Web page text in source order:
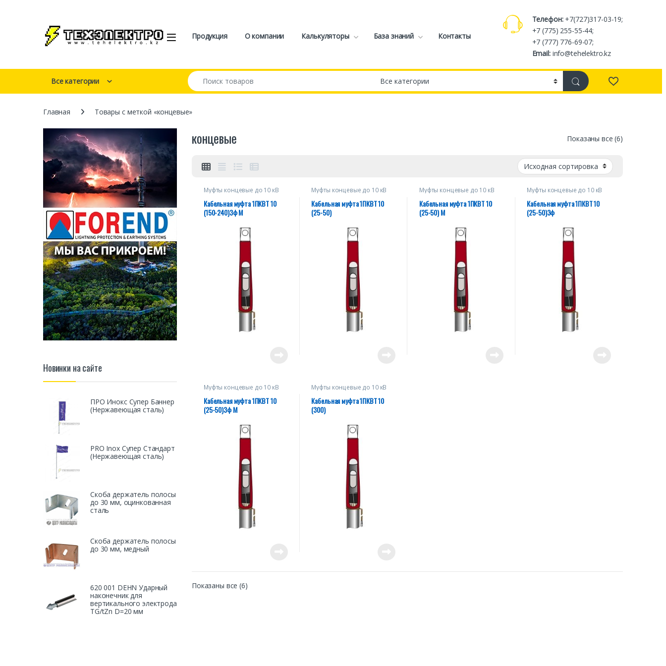
Open Продукция О компании Калькуляторы База знаний Контакты
Телефон:+7(727)317-03-19;
+7 (775) 255-55-44;
+7 (777) 776-69-07;
Email:info@tehelektro.kz
Все категории
Искать:
Главная Товары с меткой «концевые»
концевые Показаны все (6)
Муфты концевые до 10 кВ
Кабельная муфта 1ПКВТ 10
(150-240)3ф М
Муфты концевые до 10 кВ
Кабельная муфта 1ПКВТ 10
(25-50)
Муфты концевые до 10 кВ
Кабельная муфта 1ПКВТ 10
(25-50) М
Муфты концевые до 10 кВ
Кабельная муфта 1ПКВТ 10
(25-50)3ф
Муфты концевые до 10 кВ
Кабельная муфта 1ПКВТ 10
(25-50)3ф М
Муфты концевые до 10 кВ
Кабельная муфта 1ПКВТ 10
(300)
Показаны все (6)
Новинки на сайте
ПРО Инокс Супер Баннер
(Нержавеющая сталь)
PRO Inox Супер Стандарт
(Нержавеющая сталь)
Скоба держатель полосы
до 30 мм, оцинкованная
сталь
Скоба держатель полосы
до 30 мм, медный
620 001 DEHN Ударный
наконечник для
вертикального электрода
TG/tZn D=20 мм